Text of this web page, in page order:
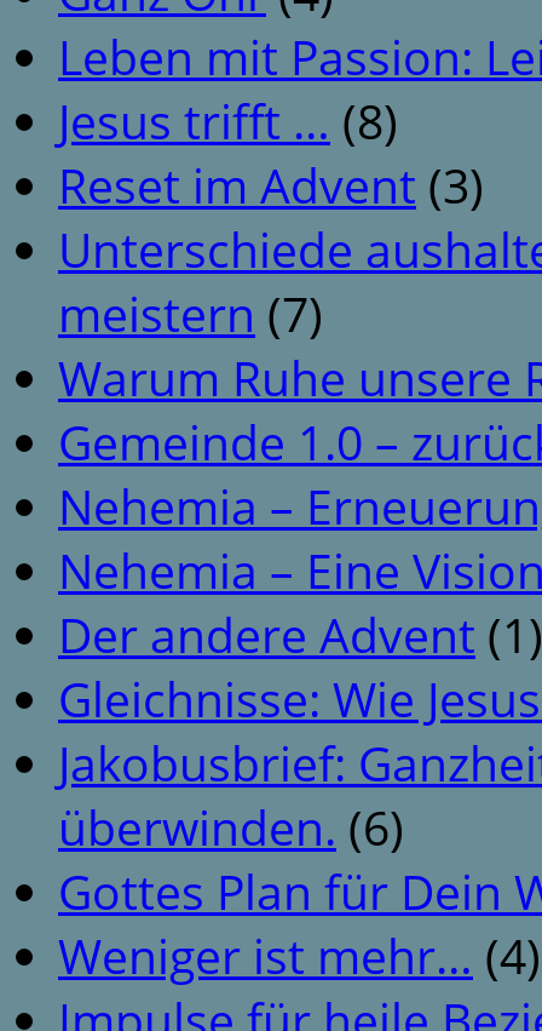
Leben mit Passion:
Jesus trifft … (8)
Reset im Advent (3)
Unterschiede
meistern (7)
Warum Ruhe unsere
Gemeinde 1.0 –
Nehemia –
Nehemia – Eine
Der andere Advent (1)
Gleichnisse: Wie
Jakobusbrief:
überwinden. (6)
Gottes Plan für Dein
Weniger ist mehr… (4)